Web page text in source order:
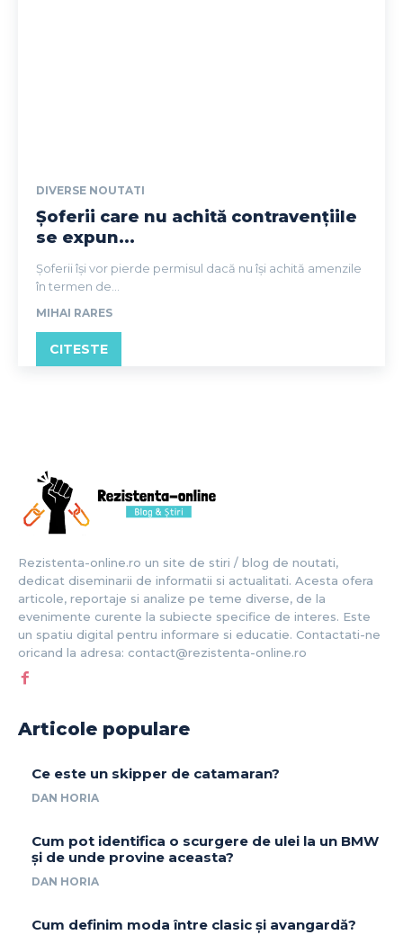
DIVERSE NOUTATI
Șoferii care nu achită contravențiile
se expun...
Șoferii își vor pierde permisul dacă nu își achită amenzile
în termen de...
MIHAI RARES
CITESTE
Rezistenta-online.ro un site de stiri / blog de noutati,
dedicat diseminarii de informatii si actualitati. Acesta ofera
articole, reportaje si analize pe teme diverse, de la
evenimente curente la subiecte specifice de interes. Este
un spatiu digital pentru informare si educatie. Contactati-ne
oricand la adresa: contact@rezistenta-online.ro
Articole populare
Ce este un skipper de catamaran?
DAN HORIA
Cum pot identifica o scurgere de ulei la un BMW
și de unde provine aceasta?
DAN HORIA
Cum definim moda între clasic și avangardă?